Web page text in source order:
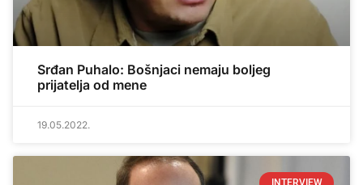
Srđan Puhalo: Bošnjaci nemaju boljeg
prijatelja od mene
19.05.2022.